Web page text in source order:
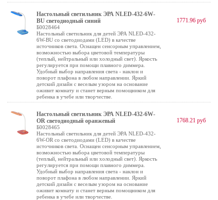
Настольный светильник ЭРА NLED-432-6W-
BU светодиодный синий
Б0028464
Настольный светильник для детей ЭРА NLED-432-
6W-BU со светодиодами (LED) в качестве
источников света. Оснащен сенсорным управлением,
возможностью выбора цветовой температуры
(теплый, нейтральный или холодный свет). Яркость
регулируется при помощи плавного диммера.
Удобный выбор направления света - наклон и
поворот плафона в любом направлении. Яркий
детский дизайн с веселым узором на основание
оживит комнату и станет верным помощником для
ребенка в учебе или творчестве.
1771.96 руб
Настольный светильник ЭРА NLED-432-6W-
OR светодиодный оранжевый
Б0028465
Настольный светильник для детей ЭРА NLED-432-
6W-OR со светодиодами (LED) в качестве
источников света. Оснащен сенсорным управлением,
возможностью выбора цветовой температуры
(теплый, нейтральный или холодный свет). Яркость
регулируется при помощи плавного диммера.
Удобный выбор направления света - наклон и
поворот плафона в любом направлении. Яркий
детский дизайн с веселым узором на основание
оживит комнату и станет верным помощником для
ребенка в учебе или творчестве.
1768.21 руб